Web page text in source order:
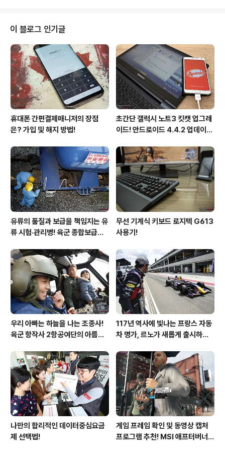
것이 분명히 레뷰에 소문난 게 틀림없었다. 그러지 않고서
야 굳이 위생용품만 보내주실리가 없지 말입니다. "금일 점
호는 면도 상태를 확인하겠다! 전 병력 철저하게 면도할 수
있도록!" 문득 군대있을 때가 떠올랐다. 당직사관에 따라
정확히는 당직사관의 기분에 따라 그날밤 운명이 좌지우지
되었다. 위생점호라도 있는 날에는 ..
이 블로그 인기글
휴대폰 간편결제매니저의 장점
은? 가입 및 해지 방법!
초간단 갤럭시 노트3 킷캣 업그레
이드! 안드로이드 4.4.2 업데이트
유류의 품질과 보급을 책임지는 유
류 시험·관리병! 육군 종합보급창
무선 기계식 키보드 로지텍 G613
사용기!
우리 아빠는 하늘을 나는 조종사!
육군 항작사 2항공여단의 아름다
117년 역사에 빛나는 프랑스 자동
차 명가, 르노가 새롭게 출시하는
나만의 합리적인 데이터중심요금
제 선택법!
게임 프레임 확인 및 동영상 캡처
프로그램 추천! MSI 애프터버너